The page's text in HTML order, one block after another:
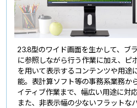
23.8型のワイド画面を生かして、ブ
に参照しながら行う作業に加え、ピ
を用いて表示するコンテンツや用途
能。表計算ソフト等の事務系業務か
イティブ作業まで、幅広い用途に対応
また、非表示幅の少ないフラットな